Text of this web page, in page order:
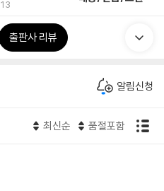
13
출판사 리뷰
알림신청
최신순 품절포함